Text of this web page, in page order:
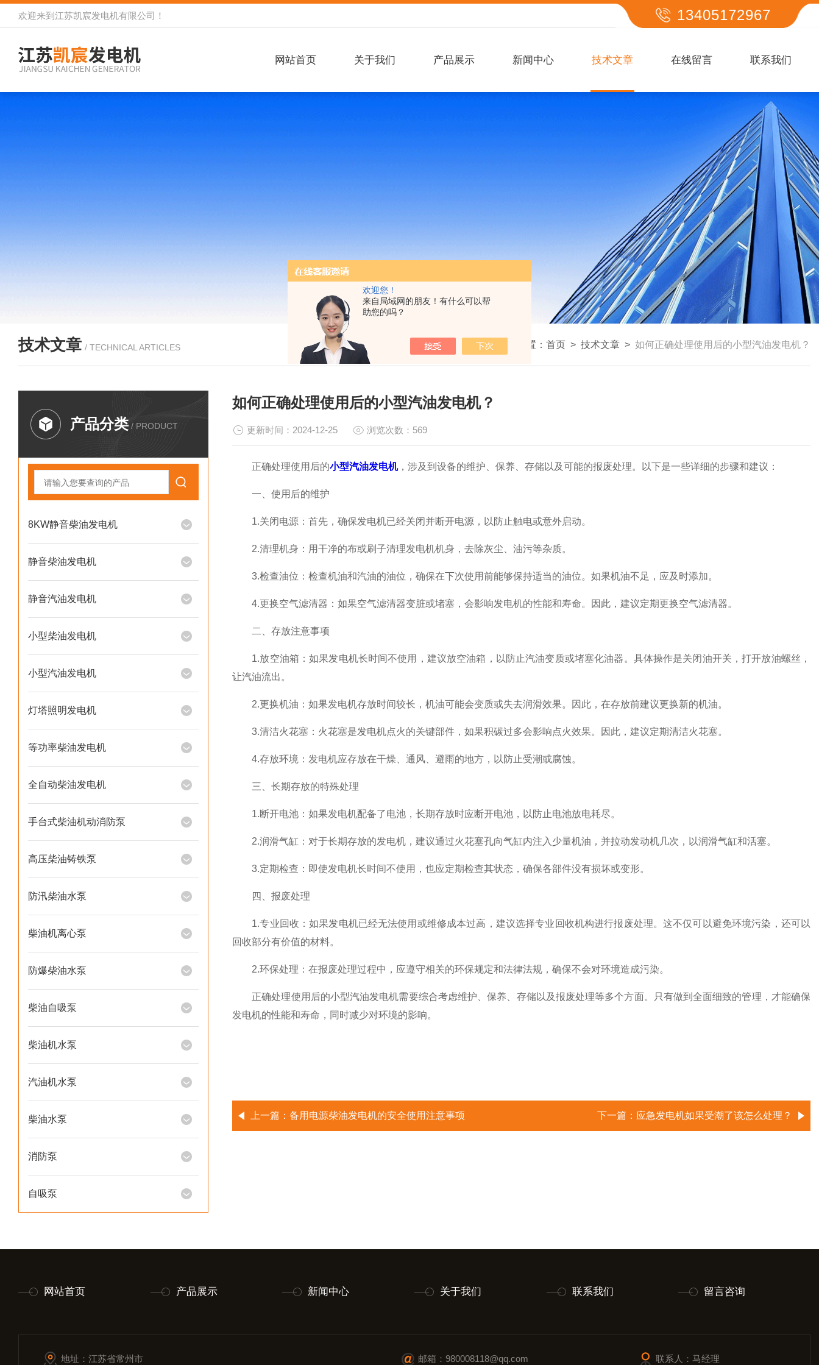
欢迎您！
来自局域网的朋友！有什么可以帮
助您的吗？
欢迎来到 江苏凯宸发电机有限公司 ！ 13405172967
网站首页 关于我们 产品展示 新闻中心 技术文章 在线留言 联系我们
技术文章 / TECHNICAL ARTICLES 我的位置： 首页 > 技术文章 > 如何正确处理使用后的小型汽油发电机？
产品分类 / PRODUCT
8KW静音柴油发电机
静音柴油发电机
静音汽油发电机
小型柴油发电机
小型汽油发电机
灯塔照明发电机
等功率柴油发电机
全自动柴油发电机
手台式柴油机动消防泵
高压柴油铸铁泵
防汛柴油水泵
柴油机离心泵
防爆柴油水泵
柴油自吸泵
柴油机水泵
汽油机水泵
柴油水泵
消防泵
自吸泵
如何正确处理使用后的小型汽油发电机？
更新时间：2024-12-25 浏览次数：569
正确处理使用后的小型汽油发电机，涉及到设备的维护、保养、存储以及可能的报废处理。以下是一些详细的步骤和建议：
一、使用后的维护
1.关闭电源：首先，确保发电机已经关闭并断开电源，以防止触电或意外启动。
2.清理机身：用干净的布或刷子清理发电机机身，去除灰尘、油污等杂质。
3.检查油位：检查机油和汽油的油位，确保在下次使用前能够保持适当的油位。如果机油不足，应及时添加。
4.更换空气滤清器：如果空气滤清器变脏或堵塞，会影响发电机的性能和寿命。因此，建议定期更换空气滤清器。
二、存放注意事项
1.放空油箱：如果发电机长时间不使用，建议放空油箱，以防止汽油变质或堵塞化油器。具体操作是关闭油开关，打开放油螺丝，
让汽油流出。
2.更换机油：如果发电机存放时间较长，机油可能会变质或失去润滑效果。因此，在存放前建议更换新的机油。
3.清洁火花塞：火花塞是发电机点火的关键部件，如果积碳过多会影响点火效果。因此，建议定期清洁火花塞。
4.存放环境：发电机应存放在干燥、通风、避雨的地方，以防止受潮或腐蚀。
三、长期存放的特殊处理
1.断开电池：如果发电机配备了电池，长期存放时应断开电池，以防止电池放电耗尽。
2.润滑气缸：对于长期存放的发电机，建议通过火花塞孔向气缸内注入少量机油，并拉动发动机几次，以润滑气缸和活塞。
3.定期检查：即使发电机长时间不使用，也应定期检查其状态，确保各部件没有损坏或变形。
四、报废处理
1.专业回收：如果发电机已经无法使用或维修成本过高，建议选择专业回收机构进行报废处理。这不仅可以避免环境污染，还可以
回收部分有价值的材料。
2.环保处理：在报废处理过程中，应遵守相关的环保规定和法律法规，确保不会对环境造成污染。
正确处理使用后的小型汽油发电机需要综合考虑维护、保养、存储以及报废处理等多个方面。只有做到全面细致的管理，才能确保
发电机的性能和寿命，同时减少对环境的影响。
上一篇： 备用电源柴油发电机的安全使用注意事项 下一篇： 应急发电机如果受潮了该怎么处理？
网站首页 产品展示 新闻中心 关于我们 联系我们 留言咨询
地址：江苏省常州市 邮箱：980008118@qq.com 联系人：马经理